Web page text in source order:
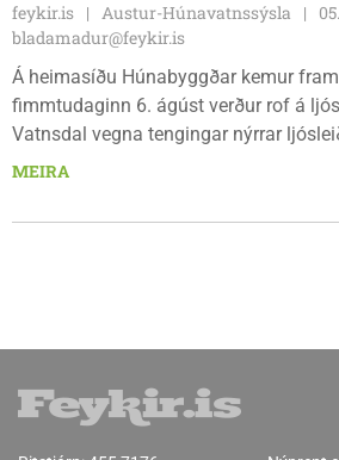
feykir.is Austur-Húnavatnssýsla
bladamadur@feykir.is
Á heimasíðu Húnabyggðar kemur
fimmtudaginn 6. ágúst verður rof á
Vatnsdal vegna tengingar nýrrar
Ljósleiðarasambandið verður rofið á
MEIRA